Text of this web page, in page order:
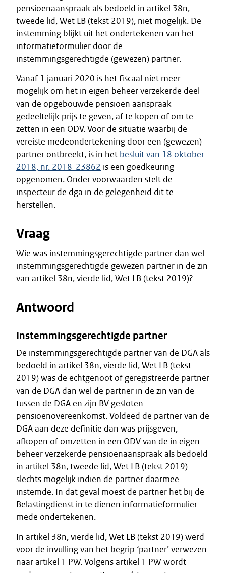
pensioenaanspraak als bedoeld in artikel 38n,
tweede lid, Wet LB (tekst 2019), niet mogelijk. De
instemming blijkt uit het ondertekenen van het
informatieformulier door de
instemmingsgerechtigde (gewezen) partner.
Vanaf 1 januari 2020 is het fiscaal niet meer
mogelijk om het in eigen beheer verzekerde deel
van de opgebouwde pensioen aanspraak
gedeeltelijk prijs te geven, af te kopen of om te
zetten in een ODV. Voor de situatie waarbij de
vereiste medeondertekening door een (gewezen)
partner ontbreekt, is in het besluit van 18 oktober
2018, nr. 2018-23862 is een goedkeuring
opgenomen. Onder voorwaarden stelt de
inspecteur de dga in de gelegenheid dit te
herstellen.
Vraag
Wie was instemmingsgerechtigde partner dan wel
instemmingsgerechtigde gewezen partner in de zin
van artikel 38n, vierde lid, Wet LB (tekst 2019)?
Antwoord
Instemmingsgerechtigde partner
De instemmingsgerechtigde partner van de DGA als
bedoeld in artikel 38n, vierde lid, Wet LB (tekst
2019) was de echtgenoot of geregistreerde partner
van de DGA dan wel de partner in de zin van de
tussen de DGA en zijn BV gesloten
pensioenovereenkomst. Voldeed de partner van de
DGA aan deze definitie dan was prijsgeven,
afkopen of omzetten in een ODV van de in eigen
beheer verzekerde pensioenaanspraak als bedoeld
in artikel 38n, tweede lid, Wet LB (tekst 2019)
slechts mogelijk indien de partner daarmee
instemde. In dat geval moest de partner het bij de
Belastingdienst in te dienen informatieformulier
mede ondertekenen.
In artikel 38n, vierde lid, Wet LB (tekst 2019) werd
voor de invulling van het begrip ‘partner’ verwezen
naar artikel 1 PW. Volgens artikel 1 PW wordt